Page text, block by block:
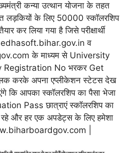
कन्या उत्थान योजना के तहत
लड़कियों के लिए 50000 स्कॉलरशिप
कर लिया गया है जिसे परीक्षार्थी
व
के माध्यम से University
Registration No भरकर Get
करके अपना एप्लीकेशन स्टेटस देख
कि आपका स्कॉलरशिप का पैसा भेजा
Pass छात्राएं स्कॉलरशिप का
और हर एक अपडेट्स के लिए हमेशा
|